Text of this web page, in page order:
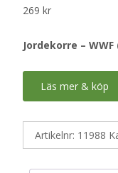
269 kr
Jordekorre –
Läs mer & köp
Artikelnr: 11988